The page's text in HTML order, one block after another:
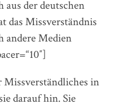
aus der deutschen
das Missverständnis
andere Medien
in
darauf hin. Sie